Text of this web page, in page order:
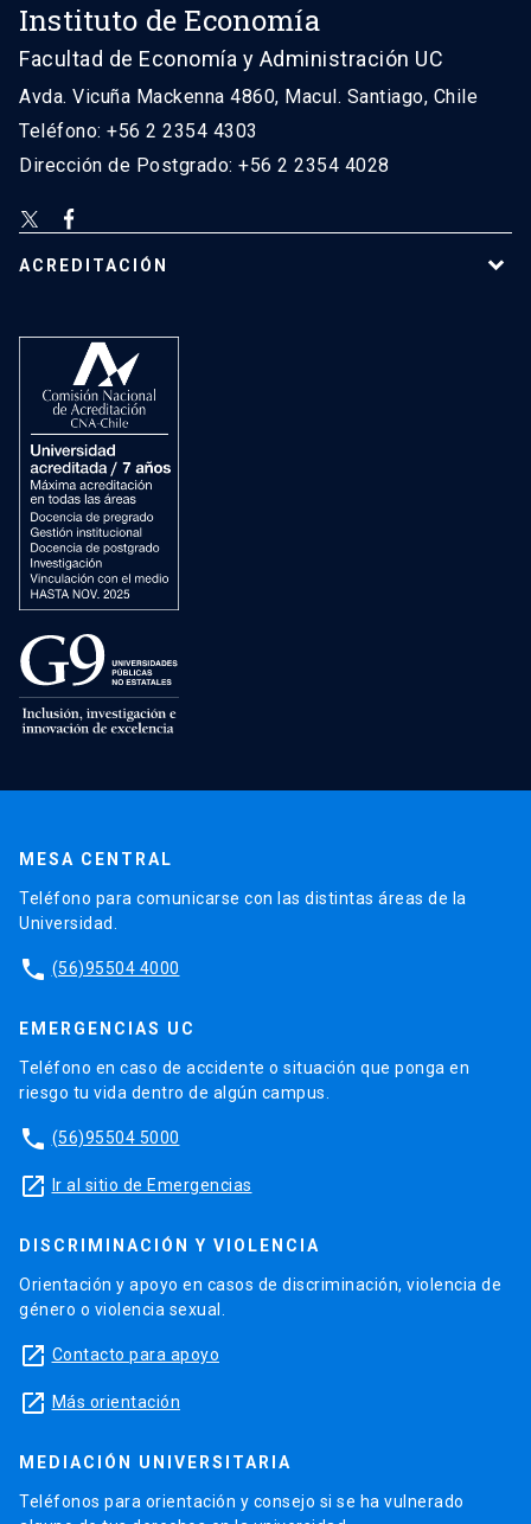
Instituto de Economía
Facultad de Economía y Administración UC
Avda. Vicuña Mackenna 4860, Macul. Santiago, Chile
Teléfono: +56 2 2354 4303
Dirección de Postgrado: +56 2 2354 4028
ACREDITACIÓN
MESA CENTRAL
Teléfono para comunicarse con las distintas áreas de la
Universidad.
phone (56)95504 4000
EMERGENCIAS UC
Teléfono en caso de accidente o situación que ponga en
riesgo tu vida dentro de algún campus.
phone (56)95504 5000
launch Ir al sitio de Emergencias
DISCRIMINACIÓN Y VIOLENCIA
Orientación y apoyo en casos de discriminación, violencia de
género o violencia sexual.
launch Contacto para apoyo
launch Más orientación
MEDIACIÓN UNIVERSITARIA
Teléfonos para orientación y consejo si se ha vulnerado